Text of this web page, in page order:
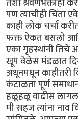
पण त्याचीही चिंता
काही लोक चर्चा
फक्त ऐकत बसलो
एका गृहस्थांनी तिचे
खूप वेळेस मंडळात
अधूनमधून काहीतरी
कंटाळता पूर्ण
हळूहळू वाढीस
मी सहज त्यांना नाव